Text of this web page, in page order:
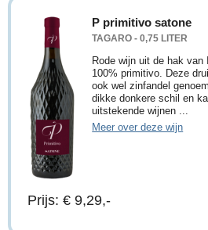
P primitivo satone
TAGARO - 0,75 LITER
Rode wijn uit de hak
100% primitivo. Deze
ook wel zinfandel
dikke donkere schil en
uitstekende wijnen ...
Meer over deze wijn
Prijs: € 9,29,-